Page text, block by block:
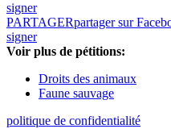
signer
PARTAGERpartager sur
signer
Voir plus de pétitions:
Droits des animaux
Faune sauvage
politique de confidentialité